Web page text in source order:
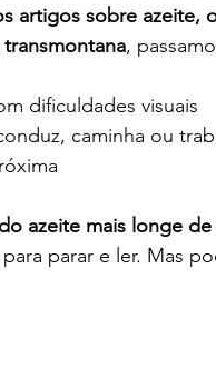
artigos sobre azeite,
,
dificuldades visuais
caminha ou
azeite mais longe
parar e ler. Mas